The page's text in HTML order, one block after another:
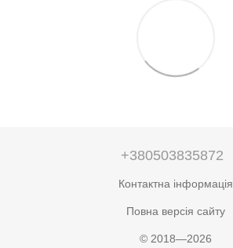
+380503835872
Контактна інформація
Повна версія сайту
© 2018—2026